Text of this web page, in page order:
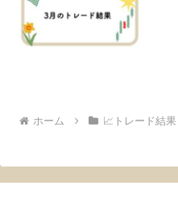
ホーム 📈トレード結果